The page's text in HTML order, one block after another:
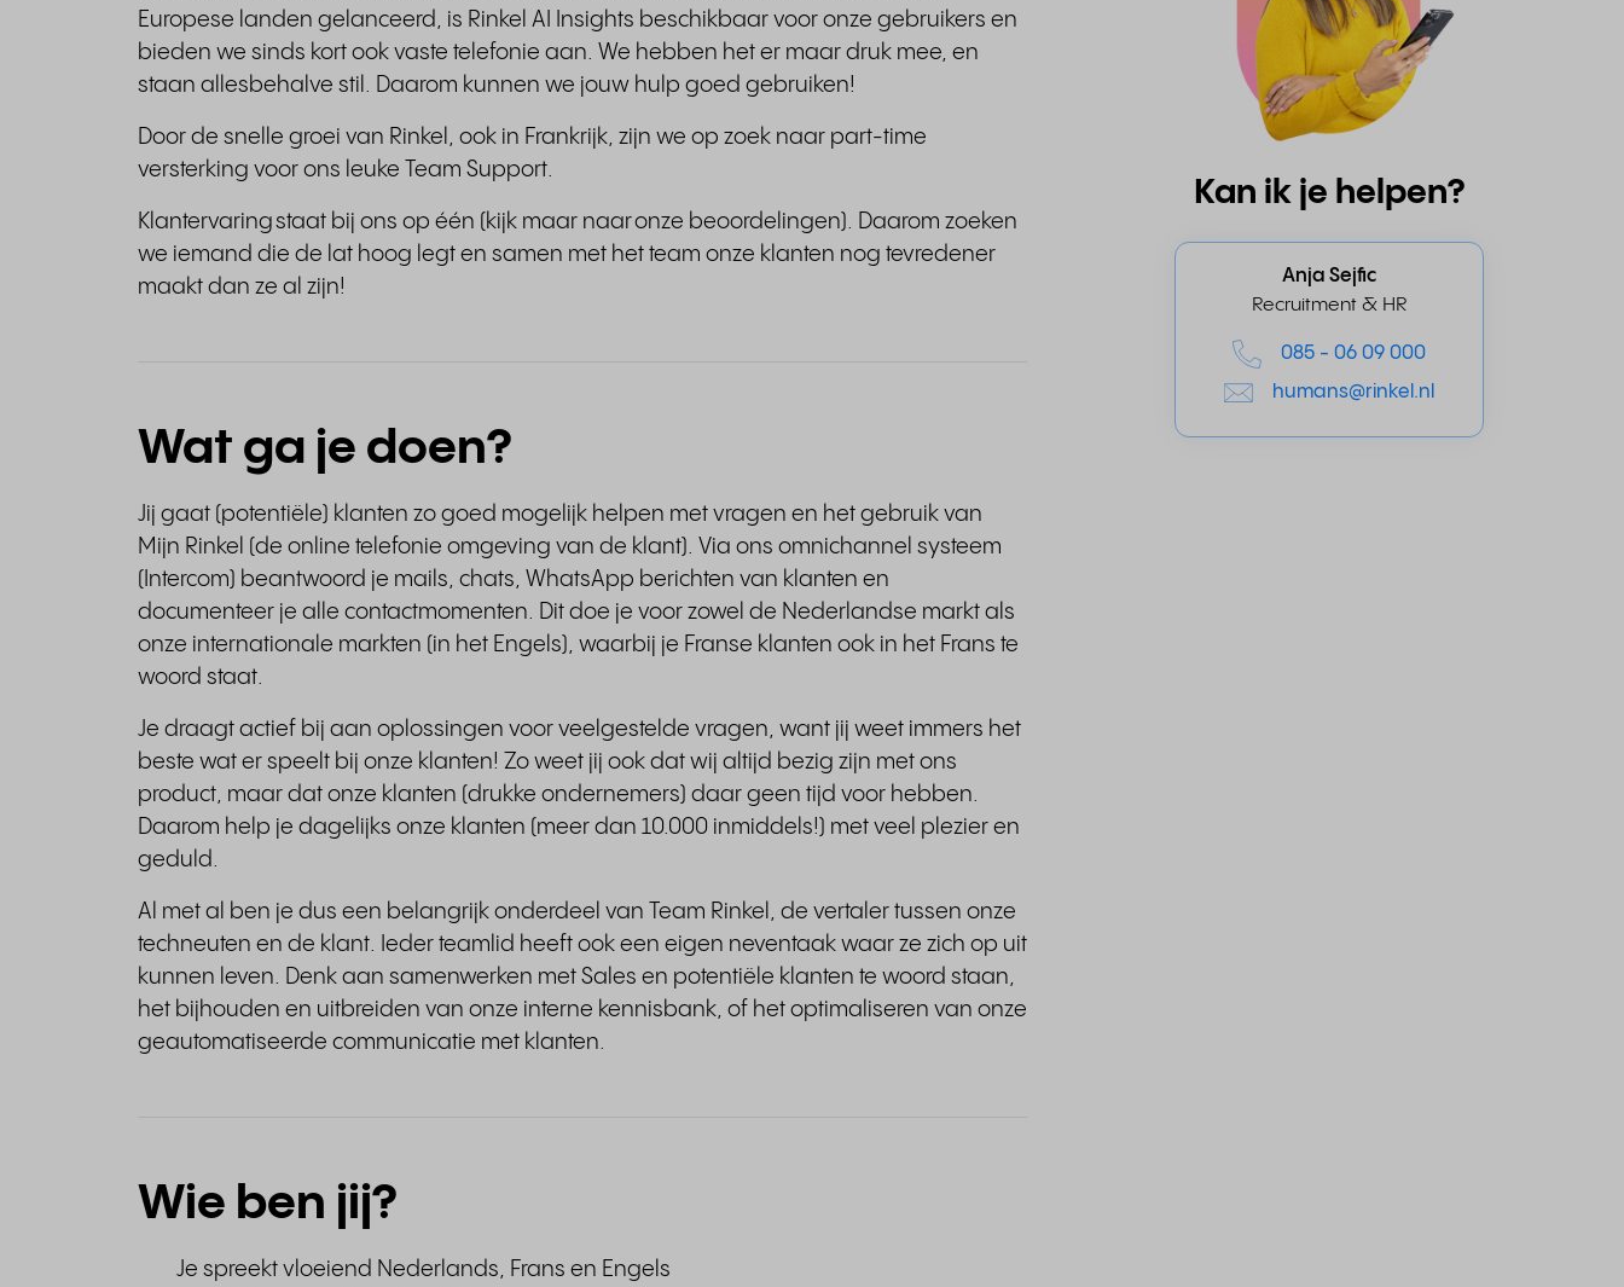
Europese landen gelanceerd, is Rinkel AI Insights beschikbaar voor onze gebruikers en
bieden we sinds kort ook vaste telefonie aan. We hebben het er maar druk mee, en
staan allesbehalve stil. Daarom kunnen we jouw hulp goed gebruiken!
Door de snelle groei van Rinkel, ook in Frankrijk, zijn we op zoek naar part-time
versterking voor ons leuke Team Support.
Klantervaring staat bij ons op één (kijk maar naar onze beoordelingen). Daarom zoeken
we iemand die de lat hoog legt en samen met het team onze klanten nog tevredener
maakt dan ze al zijn!
Wat ga je doen?
Jij gaat (potentiële) klanten zo goed mogelijk helpen met vragen en het gebruik van
Mijn Rinkel (de online telefonie omgeving van de klant). Via ons omnichannel systeem
(Intercom) beantwoord je mails, chats, WhatsApp berichten van klanten en
documenteer je alle contactmomenten. Dit doe je voor zowel de Nederlandse markt als
onze internationale markten (in het Engels), waarbij je Franse klanten ook in het Frans te
woord staat.
Je draagt actief bij aan oplossingen voor veelgestelde vragen, want jij weet immers het
beste wat er speelt bij onze klanten! Zo weet jij ook dat wij altijd bezig zijn met ons
product, maar dat onze klanten (drukke ondernemers) daar geen tijd voor hebben.
Daarom help je dagelijks onze klanten (meer dan 10.000 inmiddels!) met veel plezier en
geduld.
Al met al ben je dus een belangrijk onderdeel van Team Rinkel, de vertaler tussen onze
techneuten en de klant. Ieder teamlid heeft ook een eigen neventaak waar ze zich op uit
kunnen leven. Denk aan samenwerken met Sales en potentiële klanten te woord staan,
het bijhouden en uitbreiden van onze interne kennisbank, of het optimaliseren van onze
geautomatiseerde communicatie met klanten.
Wie ben jij?
Je spreekt vloeiend Nederlands, Frans en Engels
Kan ik je helpen?
Anja Sejfic
Recruitment & HR
085 - 06 09 000
humans@rinkel.nl